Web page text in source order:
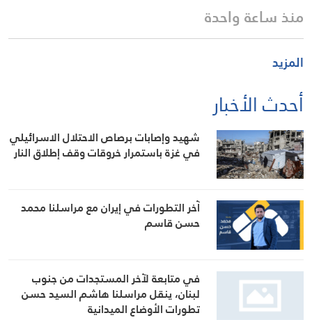
منذ ساعة واحدة
المزيد
أحدث الأخبار
شهيد وإصابات برصاص الاحتلال الاسرائيلي
في غزة باستمرار خروقات وقف إطلاق النار
آخر التطورات في إيران مع مراسلنا محمد
حسن قاسم
في متابعة لآخر المستجدات من جنوب
لبنان، ينقل مراسلنا هاشم السيد حسن
تطورات الأوضاع الميدانية